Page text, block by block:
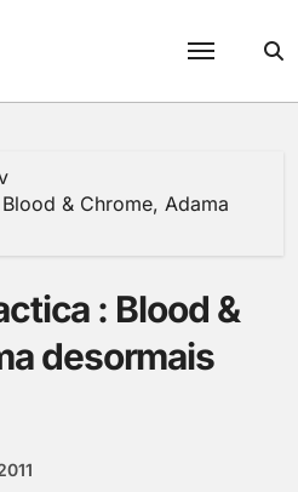
& Chrome, Adama
: Blood &
desormais